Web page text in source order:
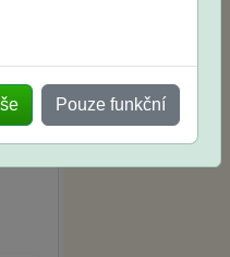
Pouze funkční